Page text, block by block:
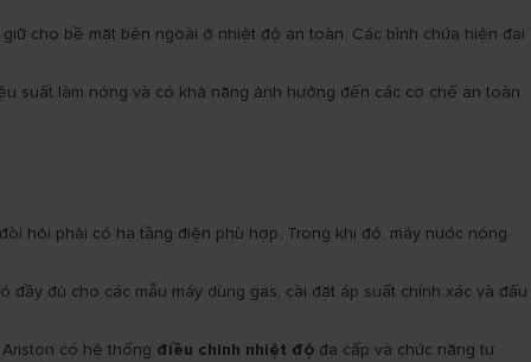
cho bề mặt bên ngoài ở nhiệt độ an toàn. Các bình chứa hiện đại
suất làm nóng và có khả năng ảnh hưởng đến các cơ chế an toàn
hỏi phải có hạ tầng điện phù hợp. Trong khi đó, máy nước nóng
đủ cho các mẫu máy dùng gas, cài đặt áp suất chính xác và đấu
Ariston có hệ thống điều chỉnh nhiệt độ đa cấp và chức năng tự